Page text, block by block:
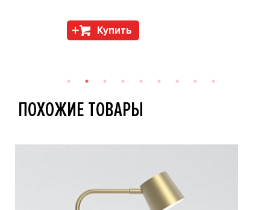
Купить
ПОХОЖИЕ ТОВАРЫ